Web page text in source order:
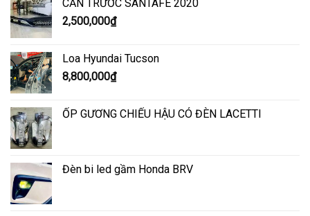
CẢN TRƯỚC SANTAFE 2020
2,500,000₫
Loa Hyundai Tucson
8,800,000₫
ỐP GƯƠNG CHIẾU HẬU CÓ ĐÈN LACETTI
Đèn bi led gầm Honda BRV